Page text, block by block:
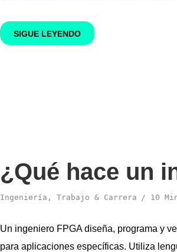
SIGUE LEYENDO
¿Qué hace un
Ingeniería , Trabajo & Carrera 10
Un ingeniero FPGA diseña, programa y
para aplicaciones específicas. Utiliza